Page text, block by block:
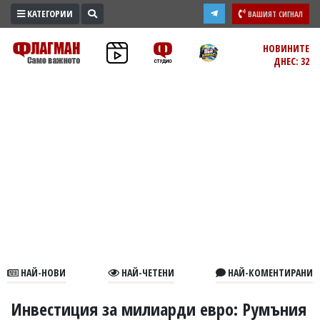
ПРОМО
ЗОНА
В
КАТЕГОРИИ ВАШИЯТ СИГНАЛ
НОВИНИТЕ
ДНЕС: 32
НАЙ-НОВИ НАЙ-ЧЕТЕНИ НАЙ-КОМЕНТИРАНИ
Инвестиция за милиарди евро: Румъния